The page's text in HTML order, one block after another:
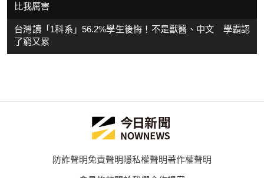
比我厲害
台灣讀「1科系」56.2%學生後悔！不是獸醫、中文 學霸認
了窮又累
防詐聲明免責聲明隱私權聲明著作權聲明